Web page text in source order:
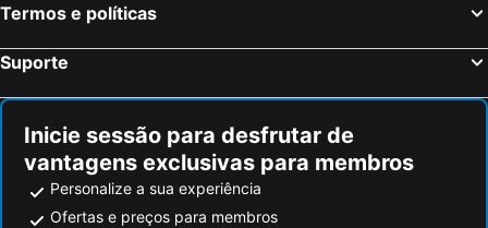
Termos e políticas
Suporte
Inicie sessão para desfrutar de
vantagens exclusivas para membros
Personalize a sua experiência
Ofertas e preços para membros